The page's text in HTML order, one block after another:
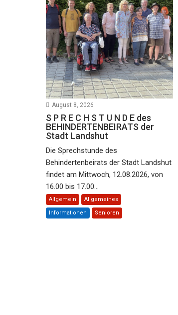
August 8, 2026
S P R E C H S T U N D E des
BEHINDERTENBEIRATS der
Stadt Landshut
Die Sprechstunde des
Behindertenbeirats der Stadt Landshut
findet am Mittwoch, 12.08.2026, von
16.00 bis 17.00...
Allgemein Allgemeines
Informationen Senioren